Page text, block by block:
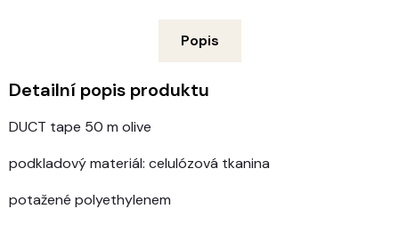
Popis
Detailní popis produktu
DUCT tape 50 m olive
podkladový materiál: celulózová tkanina
potažené polyethylenem